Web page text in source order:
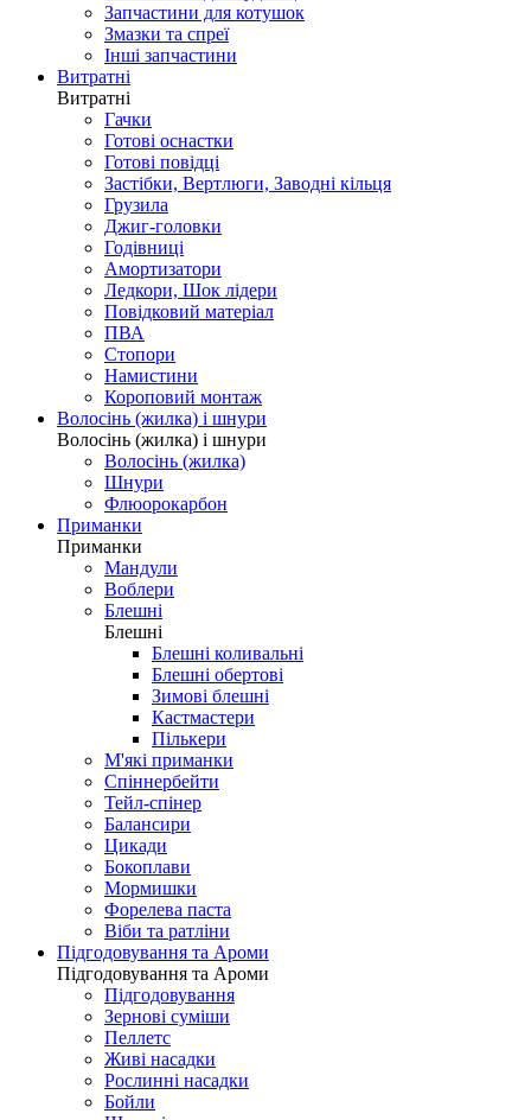
Запчастини для котушок
Змазки та спреї
Інші запчастини
Витратні
Витратні
Гачки
Готові оснастки
Готові повідці
Застібки, Вертлюги, Заводні кільця
Грузила
Джиг-головки
Годівниці
Амортизатори
Ледкори, Шок лідери
Повідковий матеріал
ПВА
Стопори
Намистини
Короповий монтаж
Волосінь (жилка) і шнури
Волосінь (жилка) і шнури
Волосінь (жилка)
Шнури
Флюорокарбон
Приманки
Приманки
Мандули
Воблери
Блешні
Блешні
Блешні коливальні
Блешні обертові
Зимові блешні
Кастмастери
Пількери
М'які приманки
Спіннербейти
Тейл-спінер
Балансири
Цикади
Бокоплави
Мормишки
Форелева паста
Віби та ратліни
Підгодовування та Ароми
Підгодовування та Ароми
Підгодовування
Зернові суміши
Пеллетс
Живі насадки
Рослинні насадки
Бойли